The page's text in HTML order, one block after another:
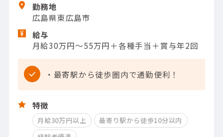
勤務地
広島県東広島市
給与
月給30万円～55万円＋各種手当＋賞与年2回
・最寄駅から徒歩圏内で通勤便利！
特徴
月給30万円以上
最寄り駅から徒歩10分以内